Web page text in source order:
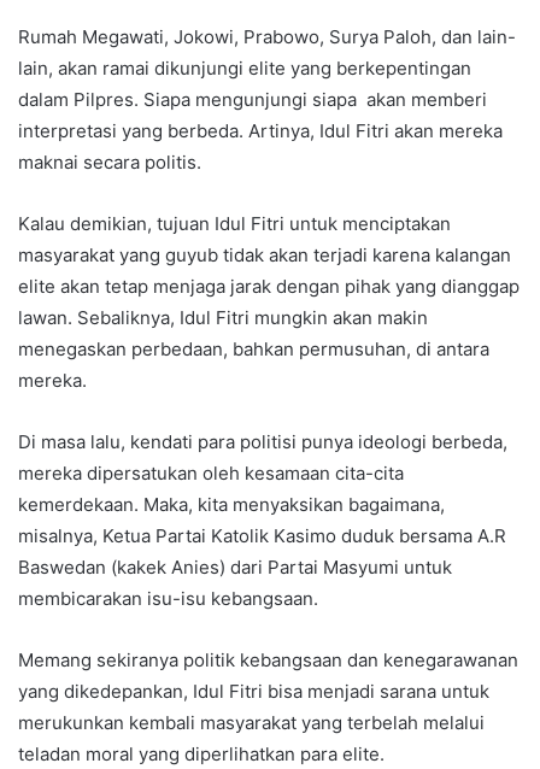
Rumah Megawati, Jokowi, Prabowo, Surya Paloh, dan lain-
lain, akan ramai dikunjungi elite yang berkepentingan
dalam Pilpres. Siapa mengunjungi siapa akan memberi
interpretasi yang berbeda. Artinya, Idul Fitri akan mereka
maknai secara politis.
Kalau demikian, tujuan Idul Fitri untuk menciptakan
masyarakat yang guyub tidak akan terjadi karena kalangan
elite akan tetap menjaga jarak dengan pihak yang dianggap
lawan. Sebaliknya, Idul Fitri mungkin akan makin
menegaskan perbedaan, bahkan permusuhan, di antara
mereka.
Di masa lalu, kendati para politisi punya ideologi berbeda,
mereka dipersatukan oleh kesamaan cita-cita
kemerdekaan. Maka, kita menyaksikan bagaimana,
misalnya, Ketua Partai Katolik Kasimo duduk bersama A.R
Baswedan (kakek Anies) dari Partai Masyumi untuk
membicarakan isu-isu kebangsaan.
Memang sekiranya politik kebangsaan dan kenegarawanan
yang dikedepankan, Idul Fitri bisa menjadi sarana untuk
merukunkan kembali masyarakat yang terbelah melalui
teladan moral yang diperlihatkan para elite.